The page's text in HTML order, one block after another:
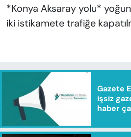
*Konya Aksaray yolu*
iki istikamete trafiğe
Gazete
işsiz
haber